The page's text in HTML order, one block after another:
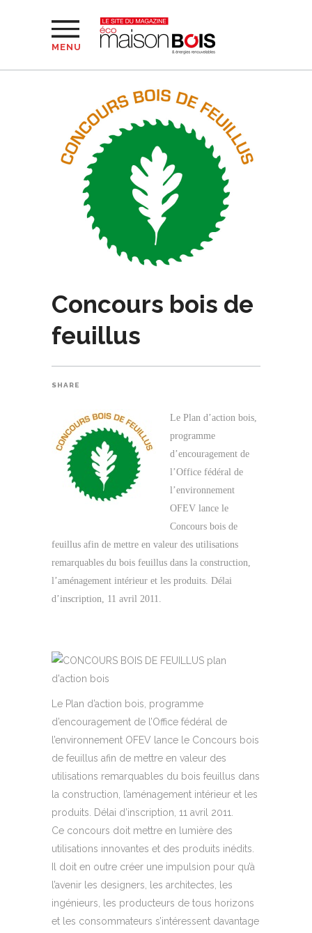
MENU
Concours bois de
feuillus
SHARE
Le Plan d’action bois,
programme
d’encouragement de
l’Office fédéral de
l’environnement
OFEV lance le
Concours bois de
feuillus afin de mettre en valeur des utilisations
remarquables du bois feuillus dans la construction,
l’aménagement intérieur et les produits. Délai
d’inscription, 11 avril 2011.
Le Plan d’action bois, programme
d’encouragement de l’Office fédéral de
l’environnement OFEV lance le Concours bois
de feuillus afin de mettre en valeur des
utilisations remarquables du bois feuillus dans
la construction, l’aménagement intérieur et les
produits. Délai d’inscription, 11 avril 2011.
Ce concours doit mettre en lumière des
utilisations innovantes et des produits inédits.
Il doit en outre créer une impulsion pour qu’à
l’avenir les designers, les architectes, les
ingénieurs, les producteurs de tous horizons
et les consommateurs s’intéressent davantage